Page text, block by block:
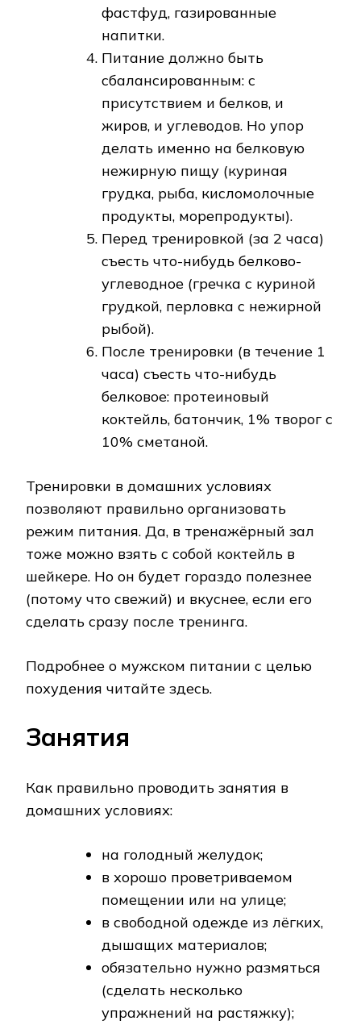
фастфуд, газированные
напитки.
Питание должно быть
сбалансированным: с
присутствием и белков, и
жиров, и углеводов. Но упор
делать именно на белковую
нежирную пищу (куриная
грудка, рыба, кисломолочные
продукты, морепродукты).
Перед тренировкой (за 2 часа)
съесть что-нибудь белково-
углеводное (гречка с куриной
грудкой, перловка с нежирной
рыбой).
После тренировки (в течение 1
часа) съесть что-нибудь
белковое: протеиновый
коктейль, батончик, 1% творог с
10% сметаной.
Тренировки в домашних условиях
позволяют правильно организовать
режим питания. Да, в тренажёрный зал
тоже можно взять с собой коктейль в
шейкере. Но он будет гораздо полезнее
(потому что свежий) и вкуснее, если его
сделать сразу после тренинга.
Подробнее о мужском питании с целью
похудения читайте здесь.
Занятия
Как правильно проводить занятия в
домашних условиях:
на голодный желудок;
в хорошо проветриваемом
помещении или на улице;
в свободной одежде из лёгких,
дышащих материалов;
обязательно нужно размяться
(сделать несколько
упражнений на растяжку);